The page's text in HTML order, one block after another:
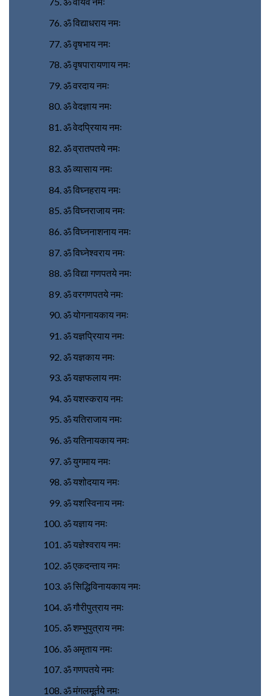
ॐ विद्याधराय नमः
ॐ वृषभाय नमः
ॐ वृषपारायणाय नमः
ॐ वरदाय नमः
ॐ वेदज्ञाय नमः
ॐ वेदप्रियाय नमः
ॐ व्रातपतये नमः
ॐ व्यासाय नमः
ॐ विघ्नहराय नमः
ॐ विघ्नराजाय नमः
ॐ विघ्ननाशनाय नमः
ॐ विघ्नेश्वराय नमः
ॐ विद्या गणपतये नमः
ॐ वरगणपतये नमः
ॐ योगनायकाय नमः
ॐ यज्ञप्रियाय नमः
ॐ यज्ञकाय नमः
ॐ यज्ञफलाय नमः
ॐ यशस्कराय नमः
ॐ यतिराजाय नमः
ॐ यतिनायकाय नमः
ॐ युगमाय नमः
ॐ यशोदयाय नमः
ॐ यशस्विनाय नमः
ॐ यज्ञाय नमः
ॐ यज्ञेश्वराय नमः
ॐ एकदन्ताय नमः
ॐ सिद्धिविनायकाय नमः
ॐ गौरीपुत्राय नमः
ॐ शम्भुपुत्राय नमः
ॐ अमृताय नमः
ॐ गणपतये नमः
ॐ मंगलमूर्तये नमः